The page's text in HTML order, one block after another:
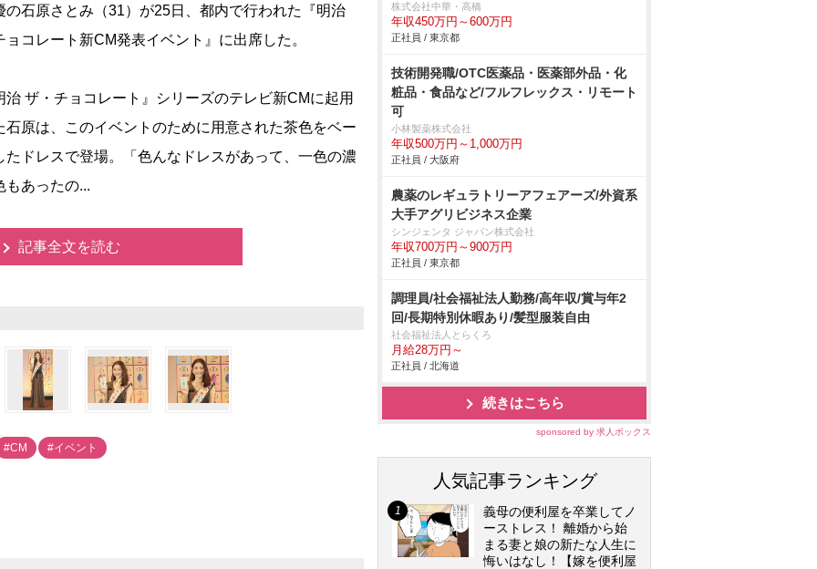
石原さとみ（31）が25日、都内で行われた『明治
ョコレート新CM発表イベント』に出席した。
ザ・チョコレート』シリーズのテレビ新CMに起用
石原は、このイベントのために用意された茶色をベー
たドレスで登場。「色んなドレスがあって、一色の濃
もあったの...
記事全文を読む
#CM #イベント
株式会社中華・高橋
年収450万円～600万円
正社員 / 東京都
技術開発職/OTC医薬品・医薬部外品・化
粧品・食品など/フルフレックス・リモート
可
小林製薬株式会社
年収500万円～1,000万円
正社員 / 大阪府
農薬のレギュラトリーアフェアーズ/外資系
大手アグリビジネス企業
シンジェンタ ジャパン株式会社
年収700万円～900万円
正社員 / 東京都
調理員/社会福祉法人勤務/高年収/賞与年2
回/長期特別休暇あり/髪型服装自由
社会福祉法人とらくろ
月給28万円～
正社員 / 北海道
続きはこちら
sponsored by 求人ボックス
人気記事ランキング
義母の便利屋を卒業してノ
ーストレス！ 離婚から始
まる妻と娘の新たな人生に
悔いはなし！【嫁を便利屋